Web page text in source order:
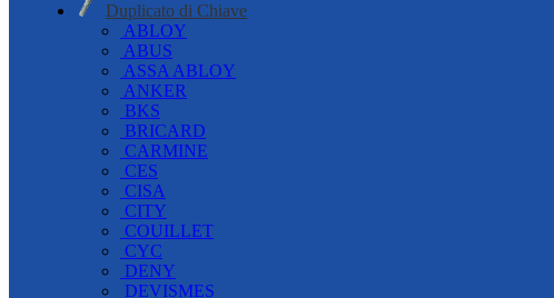
Duplicato di Chiave
ABLOY
ABUS
ASSA ABLOY
ANKER
BKS
BRICARD
CARMINE
CES
CISA
CITY
COUILLET
CYC
DENY
DEVISMES